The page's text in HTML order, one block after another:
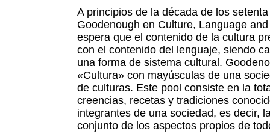
A principios de la década de los
Goodenough en Culture, Language
espera que el contenido de la cultura
con el contenido del lenguaje, siendo
una forma de sistema cultural.
«Cultura» con mayúsculas de una
de culturas. Este pool consiste en la
creencias, recetas y tradiciones
integrantes de una sociedad, es decir,
conjunto de los aspectos propios de